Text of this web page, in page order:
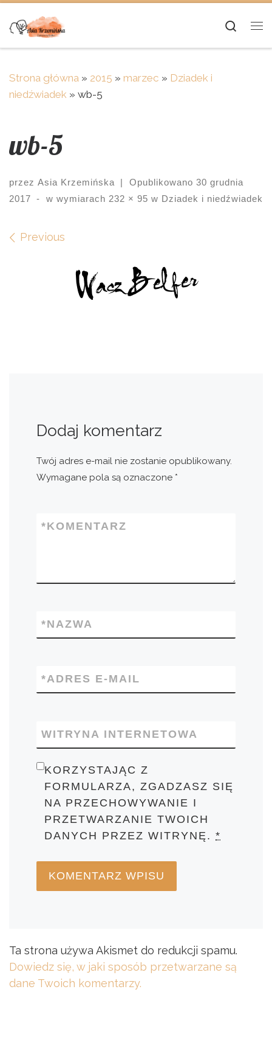
Skip to content
Strona główna » 2015 » marzec » Dziadek i
niedźwiadek » wb-5
wb-5
przez Asia Krzemińska | Opublikowano 30 grudnia
2017
- w wymiarach 232 × 95 w Dziadek i niedźwiadek
Images navigation
Previous
Dodaj komentarz
Twój adres e-mail nie zostanie opublikowany.
Wymagane pola są oznaczone *
KOMENTARZ
*
NAZWA
*
ADRES E-MAIL
*
WITRYNA INTERNETOWA
KORZYSTAJĄC Z
FORMULARZA, ZGADZASZ SIĘ
NA PRZECHOWYWANIE I
PRZETWARZANIE TWOICH
DANYCH PRZEZ WITRYNĘ.*
Ta strona używa Akismet do redukcji spamu.
Dowiedz się, w jaki sposób przetwarzane są
dane Twoich komentarzy.